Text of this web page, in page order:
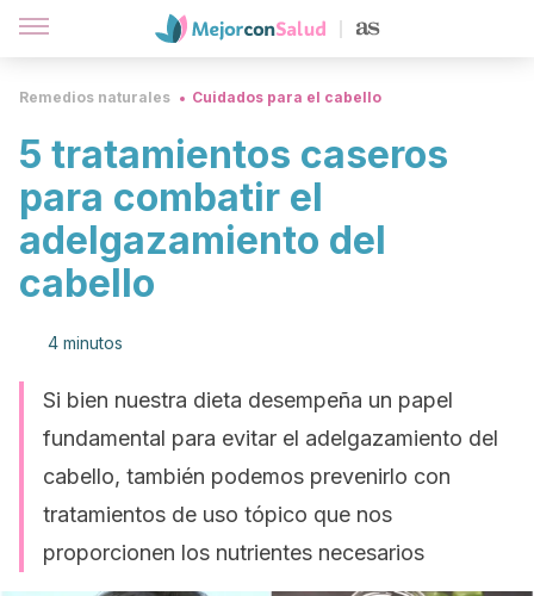
Remedios naturales Cuidados para el cabello
5 tratamientos caseros
para combatir el
adelgazamiento del
cabello
4 minutos
Si bien nuestra dieta desempeña un papel
fundamental para evitar el adelgazamiento del
cabello, también podemos prevenirlo con
tratamientos de uso tópico que nos
proporcionen los nutrientes necesarios